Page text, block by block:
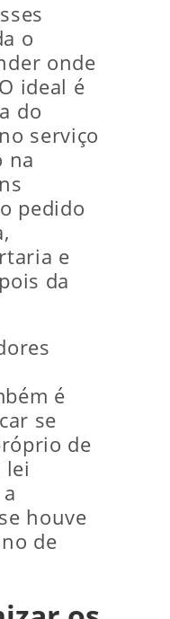
o
onde
ideal é
do
serviço
na
pedido
e
da
é
se
de
lei
houve
de